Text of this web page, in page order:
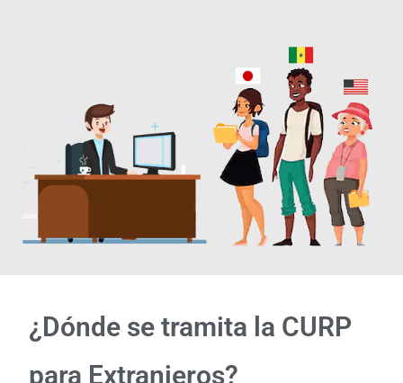
¿Dónde se tramita la CURP
para Extranjeros?